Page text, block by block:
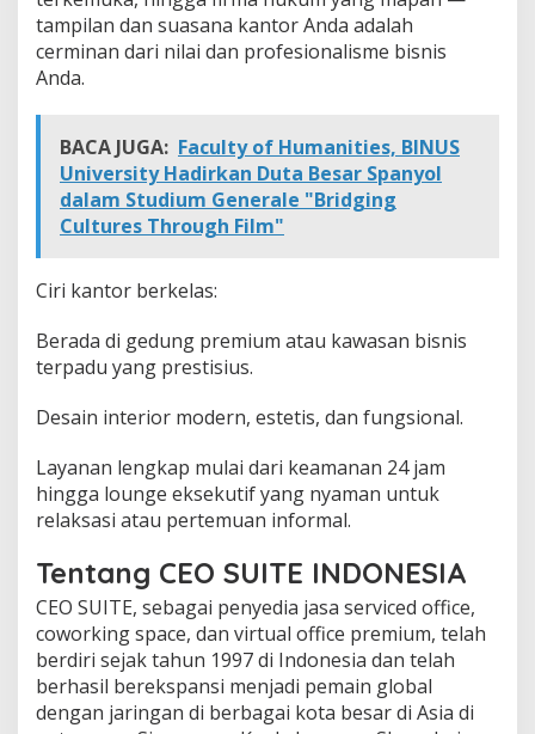
tampilan dan suasana kantor Anda adalah
cerminan dari nilai dan profesionalisme bisnis
Anda.
BACA JUGA: Faculty of Humanities, BINUS
University Hadirkan Duta Besar Spanyol
dalam Studium Generale "Bridging
Cultures Through Film"
Ciri kantor berkelas:
Berada di gedung premium atau kawasan bisnis
terpadu yang prestisius.
Desain interior modern, estetis, dan fungsional.
Layanan lengkap mulai dari keamanan 24 jam
hingga lounge eksekutif yang nyaman untuk
relaksasi atau pertemuan informal.
Tentang CEO SUITE INDONESIA
CEO SUITE, sebagai penyedia jasa serviced office,
coworking space, dan virtual office premium, telah
berdiri sejak tahun 1997 di Indonesia dan telah
berhasil berekspansi menjadi pemain global
dengan jaringan di berbagai kota besar di Asia di